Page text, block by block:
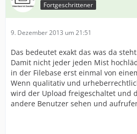
Fortgeschrittener
9. Dezember 2013 um 21:51
Das bedeutet exakt das was da
Damit nicht jeder jeden Mist
in der Filebase erst einmal von
Wenn qualitativ und
wird der Upload freigeschaltet und
andere Benutzer sehen und